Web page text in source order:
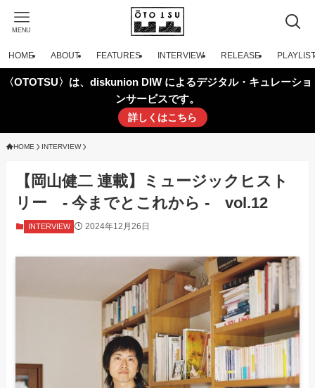
MENU
HOME ABOUT FEATURES INTERVIEW RELEASE PLAYLIST
〈OTOTSU〉は、diskunion DIW によるデジタル・キュレーショ
ンサービスです。
詳しくはこちら
HOME INTERVIEW
【岡山健二 連載】ミュージックヒスト
リー - 今までとこれから - vol.12
INTERVIEW 2024年12月26日